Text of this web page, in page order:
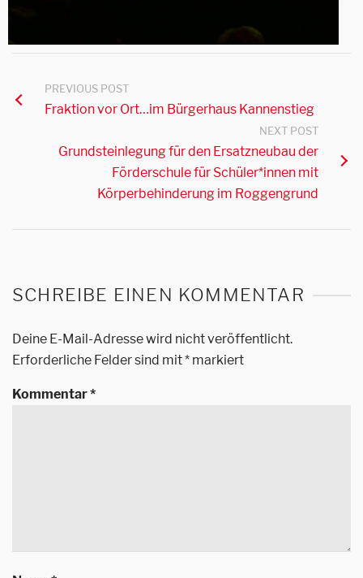
PREVIOUS POST
Fraktion vor Ort…im Bürgerhaus Kannenstieg
NEXT POST
Grundsteinlegung für den Ersatzneubau der
Förderschule für Schüler*innen mit
Körperbehinderung im Roggengrund
SCHREIBE EINEN KOMMENTAR
Deine E-Mail-Adresse wird nicht veröffentlicht.
Erforderliche Felder sind mit* markiert
Kommentar*